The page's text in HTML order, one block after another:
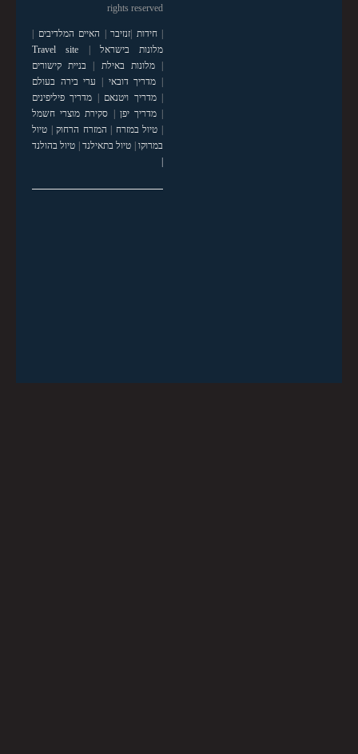
rights reserved
|חידות |זנזיבר | האיים המלדיבים |
מלונות בישראל |
Travel site
|מלונות באילת | בניית קישורים
| מדריך דובאי | ערי בירה בעולם
|מדריך ויטנאם | מדריך פיליפינים
|מדריך יפן | סקירת מוצרי חשמל
| טיול במזרח | המזרח הרחוק| טיול
במרוקו| טיול בתאילנד| טיול בהולנד
|